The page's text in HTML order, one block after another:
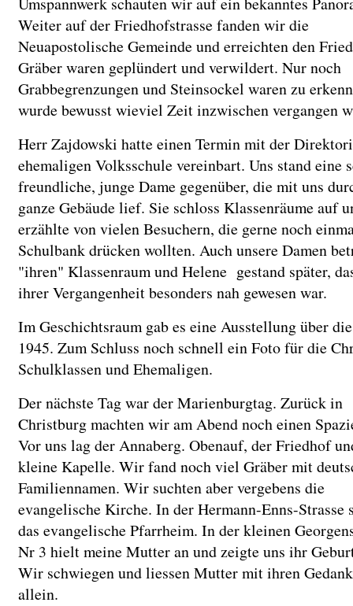
Weiter auf der Friedhofstrasse fanden wir die
Neuapostolische Gemeinde und erreichten den
Gräber waren geplündert und verwildert. Nur noch
Grabbegrenzungen und Steinsockel waren zu
wurde bewusst wieviel Zeit inzwischen vergangen
Herr Zajdowski hatte einen Termin mit der
ehemaligen Volksschule vereinbart. Uns stand eine
freundliche, junge Dame gegenüber, die mit uns
ganze Gebäude lief. Sie schloss Klassenräume auf
erzählte von vielen Besuchern, die gerne noch
Schulbank drücken wollten. Auch unsere Damen
"ihren" Klassenraum und Helene gestand später,
ihrer Vergangenheit besonders nah gewesen war.
Im Geschichtsraum gab es eine Ausstellung über
1945. Zum Schluss noch schnell ein Foto für die
Schulklassen und Ehemaligen.
Der nächste Tag war der Marienburgtag. Zurück in
Christburg machten wir am Abend noch einen
Vor uns lag der Annaberg. Obenauf, der Friedhof
kleine Kapelle. Wir fand noch viel Gräber mit
Familiennamen. Wir suchten aber vergebens die
evangelische Kirche. In der Hermann-Enns-Strasse
das evangelische Pfarrheim. In der kleinen
Nr 3 hielt meine Mutter an und zeigte uns ihr
Wir schwiegen und liessen Mutter mit ihren
allein.